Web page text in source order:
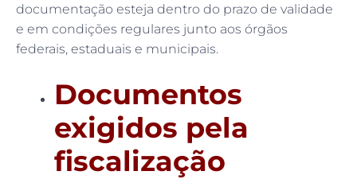
documentação esteja dentro do prazo de validade
e em condições regulares junto aos órgãos
federais, estaduais e municipais.
Documentos
exigidos pela
fiscalização